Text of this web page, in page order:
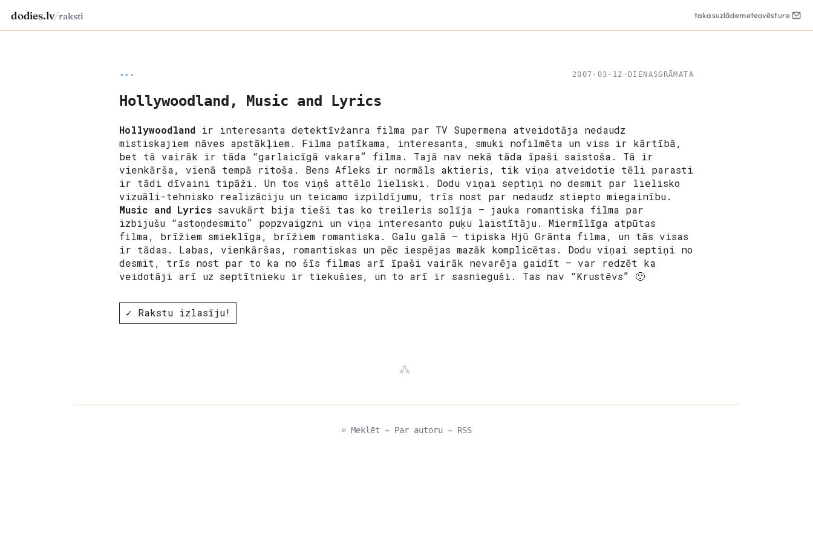
dodies.lv/raksti takasuzlādemeteovēsture
◂◂◂ 2007-03-12 · DIENASGRĀMATA
Hollywoodland, Music and Lyrics
Hollywoodland ir interesanta detektīvžanra filma par TV Supermena atveidotāja nedaudz
mistiskajiem nāves apstākļiem. Filma patīkama, interesanta, smuki nofilmēta un viss ir kārtībā,
bet tā vairāk ir tāda “garlaicīgā vakara” filma. Tajā nav nekā tāda īpaši saistoša. Tā ir
vienkārša, vienā tempā ritoša. Bens Afleks ir normāls aktieris, tik viņa atveidotie tēli parasti
ir tādi dīvaini tipāži. Un tos viņš attēlo lieliski. Dodu viņai septiņi no desmit par lielisko
vizuāli-tehnisko realizāciju un teicamo izpildījumu, trīs nost par nedaudz stiepto miegainību.
Music and Lyrics savukārt bija tieši tas ko treileris solīja – jauka romantiska filma par
izbijušu “astoņdesmito” popzvaigzni un viņa interesanto puķu laistītāju. Miermīlīga atpūtas
filma, brīžiem smieklīga, brīžiem romantiska. Galu galā – tipiska Hjū Grānta filma, un tās visas
ir tādas. Labas, vienkāršas, romantiskas un pēc iespējas mazāk komplicētas. Dodu viņai septiņi no
desmit, trīs nost par to ka no šīs filmas arī īpaši vairāk nevarēja gaidīt – var redzēt ka
veidotāji arī uz septītnieku ir tiekušies, un to arī ir sasnieguši. Tas nav “Krustēvs” 🙂
✓ Rakstu izlasīju!
⌕ Meklēt ⌁ Par autoru ⌁ RSS